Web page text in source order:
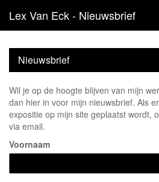
Lex Van Eck - Nieuwsbrief
Nieuwsbrief
Wil je op de hoogte blijven van mijn
dan hier in voor mijn nieuwsbrief. Als
expositie op mijn site geplaatst wordt,
via email.
Voornaam